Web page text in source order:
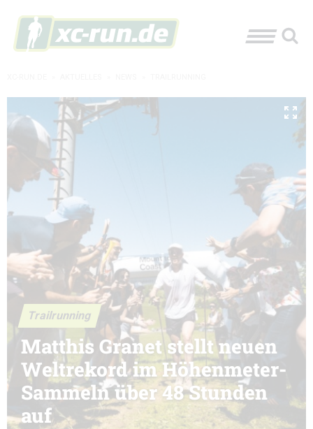
Trailrunning
Matthis Granet stellt neuen
Weltrekord im Höhenmeter-
Sammeln über 48 Stunden
auf